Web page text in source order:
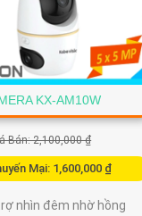
KX-AM10W
Bán: 2,100,000 ₫
Mại: 1,600,000 ₫
nhìn đêm nhờ hồng